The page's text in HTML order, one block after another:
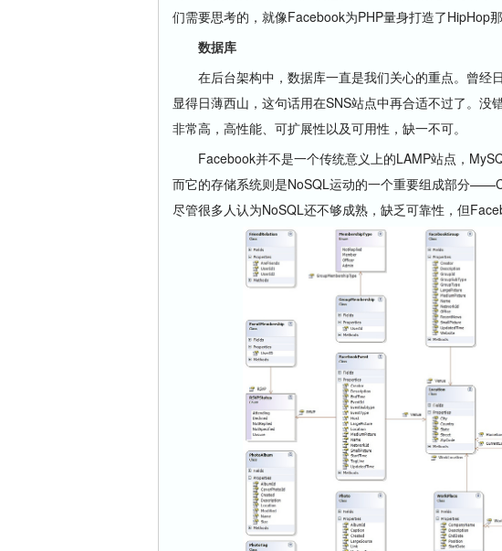
们需要思考的，就像Facebook为PHP量身打造了HipHop那
数据库
在后台架构中，数据库一直是我们关心的重点。曾经
显得日薄西山，这句话用在SNS站点中再合适不过了。
非常高，高性能、可扩展性以及可用性，缺一不可。
Facebook并不是一个传统意义上的LAMP站点，
而它的存储系统则是NoSQL运动的一个重要组成部分
尽管很多人认为NoSQL还不够成熟，缺乏可靠性，但